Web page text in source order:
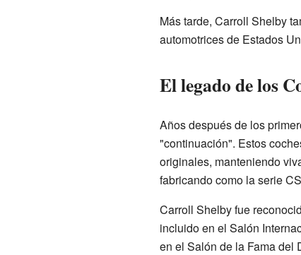
Más tarde, Carroll Shelby
automotrices de Estados
El legado de los
Años después de los
"continuación". Estos
originales, manteniendo
fabricando como la serie
Carroll Shelby fue
incluido en el Salón
en el Salón de la Fama del